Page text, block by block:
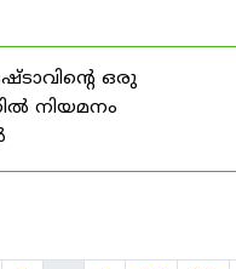
ഒരു
നിയമനം